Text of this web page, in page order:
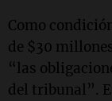
Como
de $30
“las
del tribunal”.